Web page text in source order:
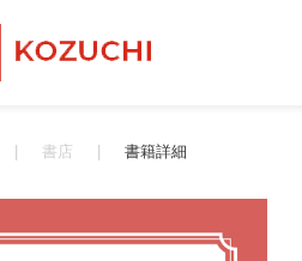
書店 書籍詳細